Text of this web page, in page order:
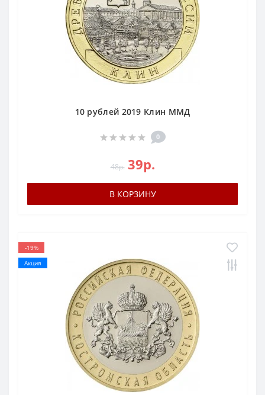
10 рублей 2019 Клин ММД
0
48р. 39р.
В КОРЗИНУ
-19%
Акция